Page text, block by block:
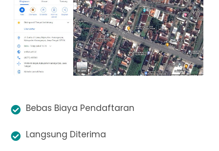
Bebas Biaya Pendaftaran
Langsung Diterima